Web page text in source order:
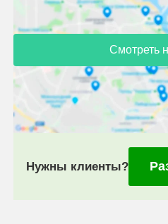
Смотреть
Нужны клиенты?